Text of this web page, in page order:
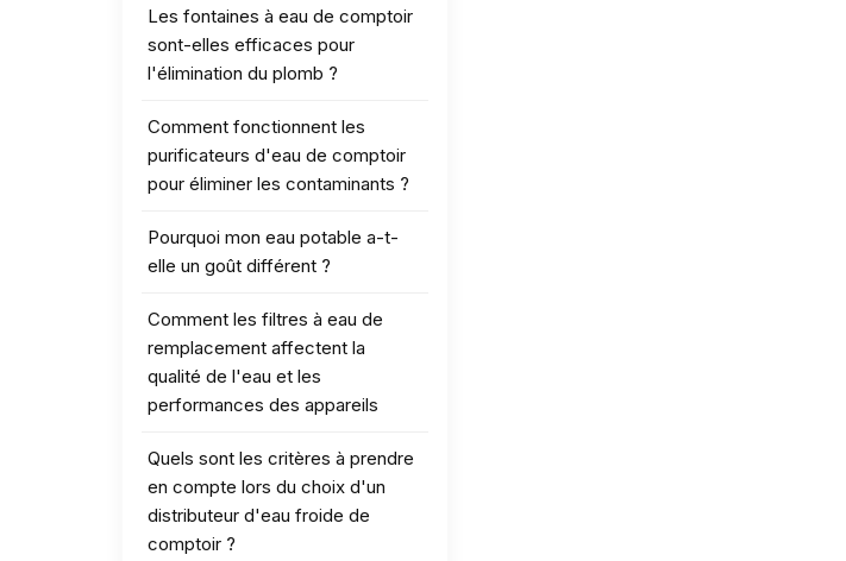
Les fontaines à eau de comptoir
sont-elles efficaces pour
l'élimination du plomb ?
Comment fonctionnent les
purificateurs d'eau de comptoir
pour éliminer les contaminants ?
Pourquoi mon eau potable a-t-
elle un goût différent ?
Comment les filtres à eau de
remplacement affectent la
qualité de l'eau et les
performances des appareils
Quels sont les critères à prendre
en compte lors du choix d'un
distributeur d'eau froide de
comptoir ?